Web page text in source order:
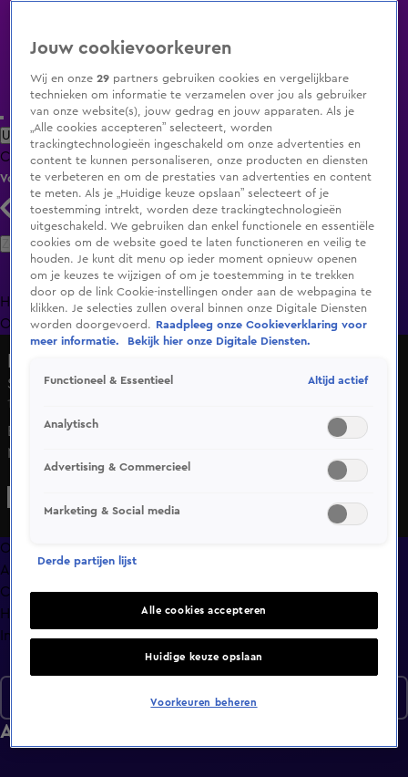
Uitzending Gemist Populaire programma's Zenders Genres
ClipsFilmsRadioSmart TV inlogShop
Volg KIJK
Zoeken
HomeUitzending Gemist Programma's De Bondgenoten
OranjezomerLivestreamsShop
Seizoen 7, aflevering 127
11 mrt 2025, 18:52
Er zit helaas geen beweging in de date van Jeska en
Marcel. Bij de dove Jamie en horende Denise is het heel
gezellig maar niet romantisch. Wie weet vinden Edon en
Overzicht
Afleveringen
Clips
Hoe is het nu met?
Info
Afleveringen
Jouw cookievoorkeuren
Wij en onze29 partners gebruiken cookies en vergelijkbare
technieken om informatie te verzamelen over jou als gebruiker
van onze website(s), jouw gedrag en jouw apparaten. Als je
„Alle cookies accepteren” selecteert, worden
trackingtechnologieën ingeschakeld om onze advertenties en
content te kunnen personaliseren, onze producten en diensten
te verbeteren en om de prestaties van advertenties en content
te meten. Als je „Huidige keuze opslaan” selecteert of je
toestemming intrekt, worden deze trackingtechnologieën
uitgeschakeld. We gebruiken dan enkel functionele en essentiële
cookies om de website goed te laten functioneren en veilig te
houden. Je kunt dit menu op ieder moment opnieuw openen
om je keuzes te wijzigen of om je toestemming in te trekken
door op de link Cookie-instellingen onder aan de webpagina te
klikken. Je selecties zullen overal binnen onze Digitale Diensten
worden doorgevoerd.
Raadpleeg onze Cookieverklaring voor
meer informatie.
Bekijk hier onze Digitale Diensten.
Functioneel & Essentieel Altijd actief
Analytisch
Advertising & Commercieel
Marketing & Social media
Derde partijen lijst
Alle cookies accepteren
Huidige keuze opslaan
Voorkeuren beheren